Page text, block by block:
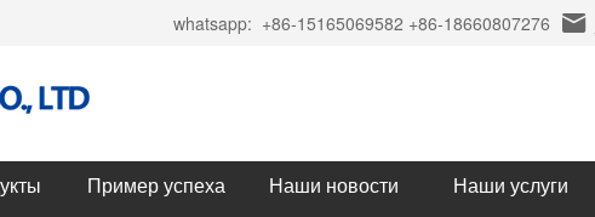
whatsapp: +86-15165069582 +86-18660807276
Пример успеха Наши новости Наши услуги